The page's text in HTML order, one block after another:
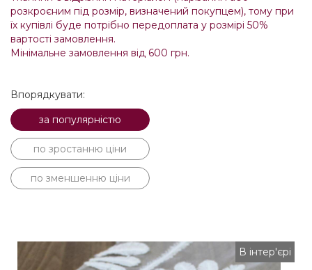
розкроєним під розмір, визначений покупцем), тому при
їх купівлі буде потрібно передоплата у розмірі 50%
вартості замовлення.
Мінімальне замовлення від 600 грн.
Впорядкувати:
за популярністю
по зростанню ціни
по зменшенню ціни
В інтер'єрі